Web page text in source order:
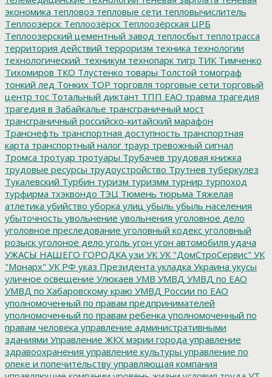
экономика тепловоз тепловые сети тепловычислитель
Теплоозерск Теплоозёрск Теплоозёрская ЦРБ
Теплоозерский цементный завод теплосбыт теплотрасса
территория действий терроризм техника технологии
технологический_техникум технопарк тигр ТИК Тимченко
Тихомиров ТКО Тлустенко товары Толстой томограф
тонкий лед Тонких ТОР торговля торговые сети торговый
центр тос Тотальный диктант ТПП ЕАО травма трагедия
трагедия в Забайкалье трансграничный мост
трансграничный российско-китайский марафон
Транснефть транспортная доступность транспортная
карта транспортный налог траур тревожный сигнал
Тромса тротуар тротуары Трубачев трудовая книжка
трудовые ресурсы трудоустройство Трутнев туберкулез
Тукалевский Турбин туризм туризмм турнир турпоход
турфирма тхэквондо ТЭЦ Тюмень тюрьма Тяжелая
атлетика убийство уборка улиц убыль убыль населения
убыточность увольнение увольнения уголовное дело
уголовное преследование уголовный кодекс уголовный
розыск уголоное дело уголь угон угон автомобиля удача
УЖАСЫ НАШЕГО ГОРОДКА узи УК УК "ДомСтроСервис" УК
"Монарх" УК РФ указ Президента укладка Украина укусы
уличное освещение Улюкаев УМВ УМВД УМВД по ЕАО
УМВД по Хабаровскому краю УМВД России по ЕАО
уполномоченный по правам предпринимателей
уполномоченный по правам ребенка уполномоченный по
правам человека управление административными
зданиями Управление ЖКХ мэрии города управление
здравоохранения управление культуры управление по
опеке и попечительству управляющая компания